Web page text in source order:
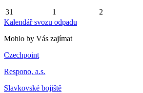
31 1 2
Kalendář svozu odpadu
Mohlo by Vás zajímat
Czechpoint
Respono, a.s.
Slavkovské bojiště